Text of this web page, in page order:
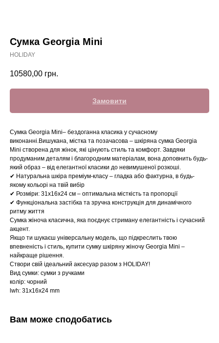
Сумка Georgia Mini
HOLIDAY
10580,00 грн.
Замовити
Сумка Georgia Mini– бездоганна класика у сучасному
виконанні.Вишукана, містка та позачасова – шкіряна сумка Georgia
Mini створена для жінок, які цінують стиль та комфорт. Завдяки
продуманим деталям і благородним матеріалам, вона доповнить будь-
який образ – від елегантної класики до невимушеної розкоші.
✔ Натуральна шкіра преміум-класу – гладка або фактурна, в будь-
якому кольорі на твій вибір
✔ Розміри: 31x16x24 см – оптимальна місткість та пропорції
✔ Функціональна застібка та зручна конструкція для динамічного
ритму життя
Сумка жіноча класична, яка поєднує стриману елегантність і сучасний
акцент.
Якщо ти шукаєш універсальну модель, що підкреслить твою
впевненість і стиль, купити сумку шкіряну жіночу Georgia Mini –
найкраще рішення.
Створи свій ідеальний аксесуар разом з HOLIDAY!
Вид сумки: сумки з ручками
колір: чорний
lwh: 31x16x24 mm
Вам може сподобатись